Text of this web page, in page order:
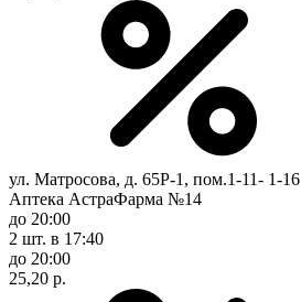
ул. Матросова, д. 65Р-1, пом.1-11- 1-16
Аптека АстраФарма №14
до 20:00
2 шт. в 17:40
до 20:00
25,20 р.